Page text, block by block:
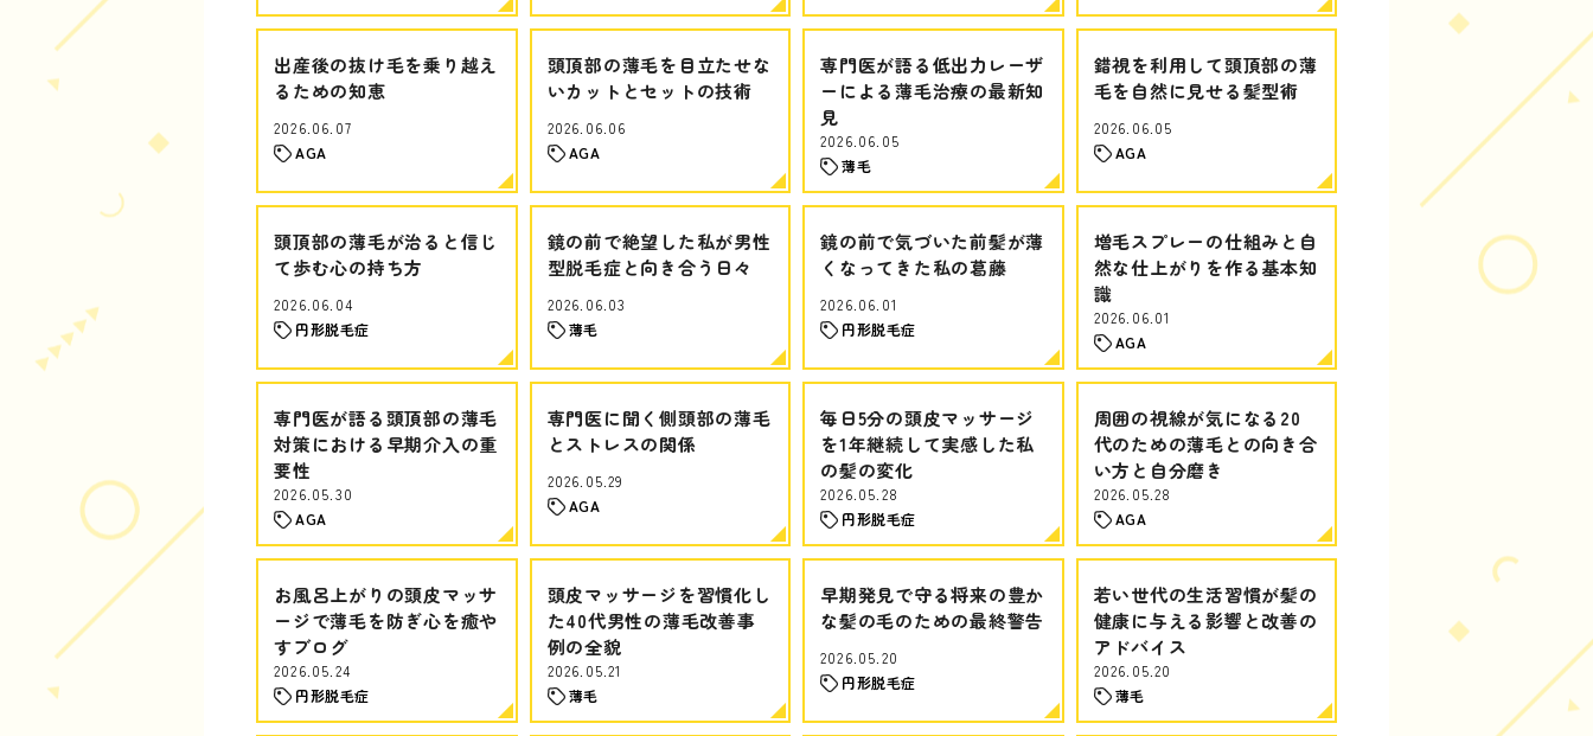
出産後の抜け毛を乗り越え
るための知恵
2026.06.07
AGA
頭頂部の薄毛を目立たせな
いカットとセットの技術
2026.06.06
AGA
専門医が語る低出力レーザ
ーによる薄毛治療の最新知
見
2026.06.05
薄毛
錯視を利用して頭頂部の薄
毛を自然に見せる髪型術
2026.06.05
AGA
頭頂部の薄毛が治ると信じ
て歩む心の持ち方
2026.06.04
円形脱毛症
鏡の前で絶望した私が男性
型脱毛症と向き合う日々
2026.06.03
薄毛
鏡の前で気づいた前髪が薄
くなってきた私の葛藤
2026.06.01
円形脱毛症
増毛スプレーの仕組みと自
然な仕上がりを作る基本知
識
2026.06.01
AGA
専門医が語る頭頂部の薄毛
対策における早期介入の重
要性
2026.05.30
AGA
専門医に聞く側頭部の薄毛
とストレスの関係
2026.05.29
AGA
毎日5分の頭皮マッサージ
を1年継続して実感した私
の髪の変化
2026.05.28
円形脱毛症
周囲の視線が気になる20
代のための薄毛との向き合
い方と自分磨き
2026.05.28
AGA
お風呂上がりの頭皮マッサ
ージで薄毛を防ぎ心を癒や
すブログ
2026.05.24
円形脱毛症
頭皮マッサージを習慣化し
た40代男性の薄毛改善事
例の全貌
2026.05.21
薄毛
早期発見で守る将来の豊か
な髪の毛のための最終警告
2026.05.20
円形脱毛症
若い世代の生活習慣が髪の
健康に与える影響と改善の
アドバイス
2026.05.20
薄毛